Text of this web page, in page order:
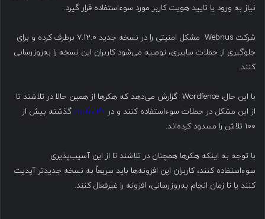
نیاز به ورود یا تایید هویت کاربر مورد سوءاستفاده قرار گیرد.
شرکت Webnus مشکل امنیتی را در نسخه جدید ۷.۱۲.۰ برطرف کرده و برای
جلوگیری از حملات سایبری، توصیه می‌شود کاربران این نسخه را به‌روزرسانی
کنند.
با این حال، Wordfence گزارش می‌دهد که هکرها از همین حالا در تلاشند تا
از این مشکل در حملات سوءاستفاده کنند و در
گذشته بیش از
۱۰۰ تلاش را مسدود کرده‌اند.
با توجه به اینکه هکرها همچنان در تلاشند تا از این آسیب‌پذیری
سوءاستفاده کنند، کاربران این افزونه‌ها باید سریعاً به نسخه جدیدتر آپدیت
کنند یا تا زمان انجام به‌روزرسانی، افزونه را غیرفعال کنند.